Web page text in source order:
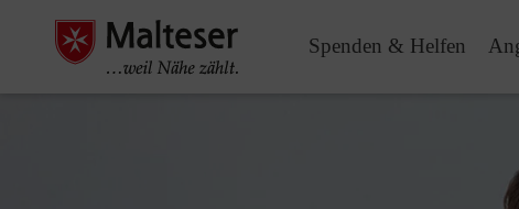
Spenden & Helfen